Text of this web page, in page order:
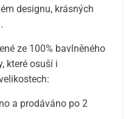
designu, krásných
ze 100% bavlněného
které osuší i
a prodáváno po 2